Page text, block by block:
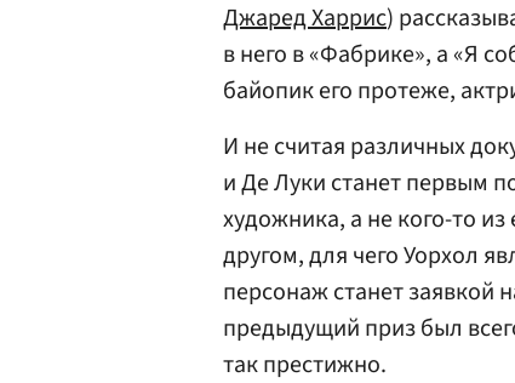
Джаред Харрис)
в него в «Фабрике», а «Я
байопик его протеже,
И не считая различных
и Де Луки станет первым
художника, а не кого-то
другом, для чего Уорхол
персонаж станет заявкой
предыдущий приз был
так престижно.